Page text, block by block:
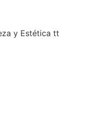
y Estética tt